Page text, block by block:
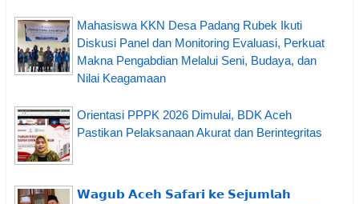
Mahasiswa KKN Desa Padang Rubek Ikuti
Diskusi Panel dan Monitoring Evaluasi, Perkuat
Makna Pengabdian Melalui Seni, Budaya, dan
Nilai Keagamaan
Orientasi PPPK 2026 Dimulai, BDK Aceh
Pastikan Pelaksanaan Akurat dan Berintegritas
𝗪𝗮𝗴𝘂𝗯 𝗔𝗰𝗲𝗵 𝗦𝗮𝗳𝗮𝗿𝗶 𝗸𝗲 𝗦𝗲𝗷𝘂𝗺𝗹𝗮𝗵